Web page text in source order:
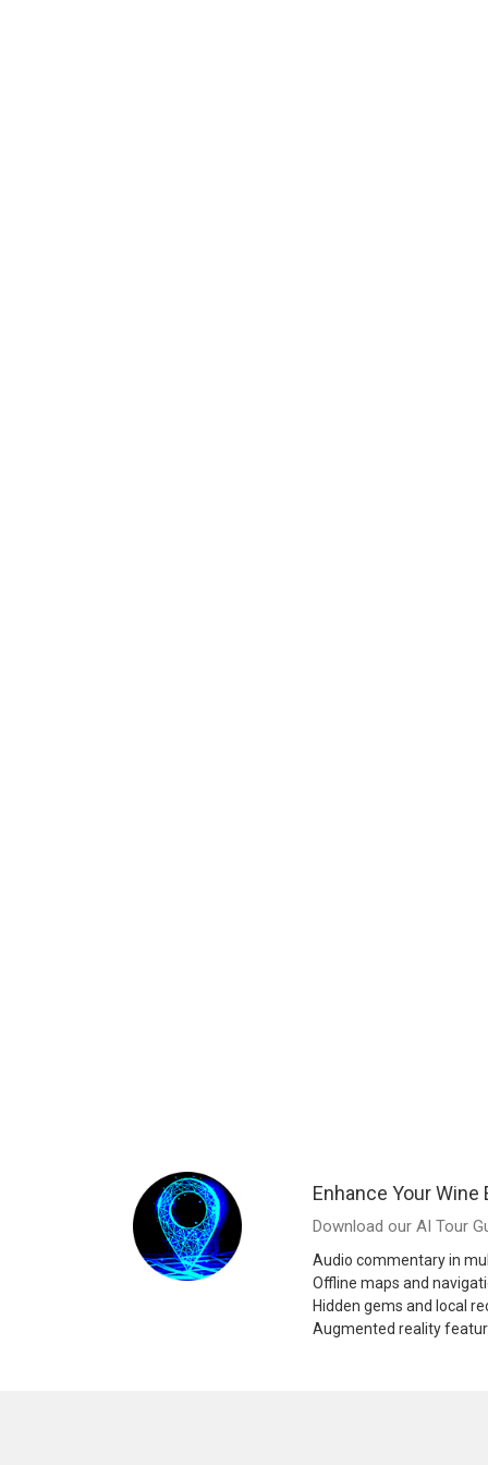
Enhance Your Wine
Download our AI Tour
Audio commentary in
Offline maps and
Hidden gems and local
Augmented reality